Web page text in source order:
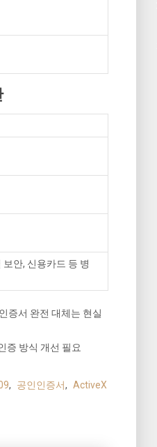
안, 신용카드 등 병
증서 완전 대체는 현실
증 방식 개선 필요
, 공인인증서, ActiveX